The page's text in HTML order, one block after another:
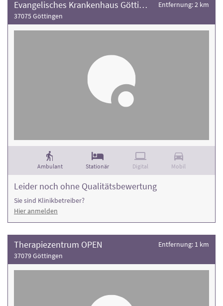
Evangelisches Krankenhaus Göttingen-Weende
37075 Göttingen
Entfernung: 2 km
Ambulant Stationär Digital Mobil
Leider noch ohne Qualitätsbewertung
Sie sind Klinikbetreiber?
Hier anmelden
Therapiezentrum OPEN
37079 Göttingen
Entfernung: 1 km